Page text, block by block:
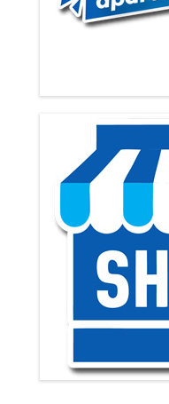
Tienda
Nuestros huéspedes
aseo,